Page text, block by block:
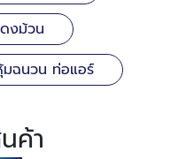
งม้วน
ฉนวน ท่อแอร์
ค้า